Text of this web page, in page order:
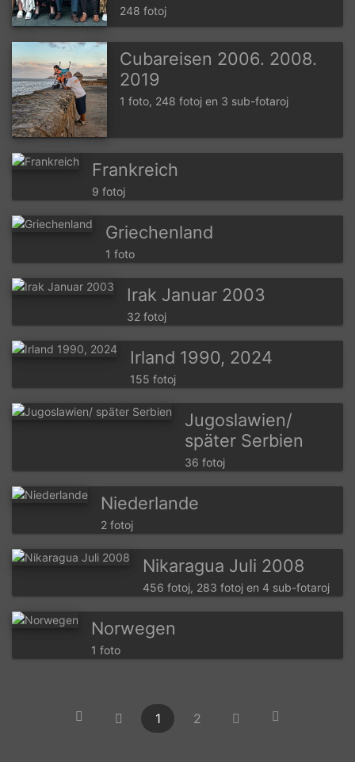
248 fotoj
Cubareisen 2006. 2008.
2019
1 foto, 248 fotoj en 3 sub-fotaroj
Frankreich
9 fotoj
Griechenland
1 foto
Irak Januar 2003
32 fotoj
Irland 1990, 2024
155 fotoj
Jugoslawien/
später Serbien
36 fotoj
Niederlande
2 fotoj
Nikaragua Juli 2008
456 fotoj, 283 fotoj en 4 sub-fotaroj
Norwegen
1 foto
1 2